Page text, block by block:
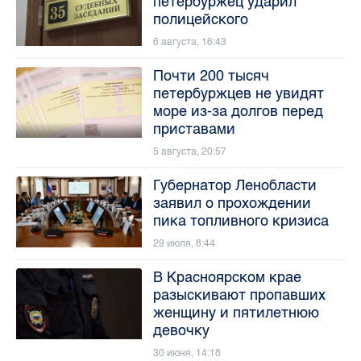
полицейского
6 августа, 16:43
Почти 200 тысяч
петербуржцев не увидят
море из-за долгов перед
приставами
5 августа, 20:57
Губернатор Ленобласти
заявил о прохождении
пика топливного кризиса
29 июля, 8:44
В Красноярском крае
разыскивают пропавших
женщину и пятилетнюю
девочку
30 июня, 14:18